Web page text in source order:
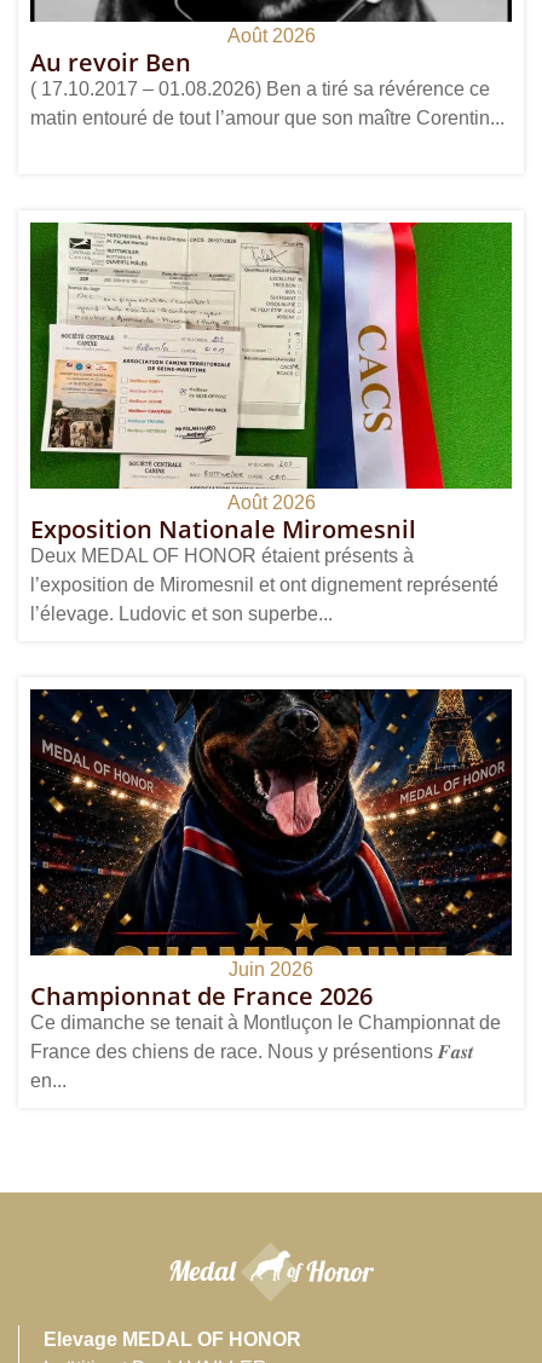
Août 2026
Au revoir Ben
( 17.10.2017 – 01.08.2026) Ben a tiré sa révérence ce
matin entouré de tout l’amour que son maître Corentin...
Août 2026
Exposition Nationale Miromesnil
Deux MEDAL OF HONOR étaient présents à
l’exposition de Miromesnil et ont dignement représenté
l’élevage. Ludovic et son superbe...
Juin 2026
Championnat de France 2026
Ce dimanche se tenait à Montluçon le Championnat de
France des chiens de race. Nous y présentions 𝑭𝒂𝒔𝒕
en...
Elevage MEDAL OF HONOR